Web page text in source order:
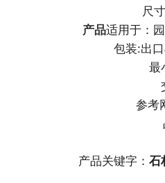
尺
产品适用于：
包装:出口
最
参考
产品关键字： 石